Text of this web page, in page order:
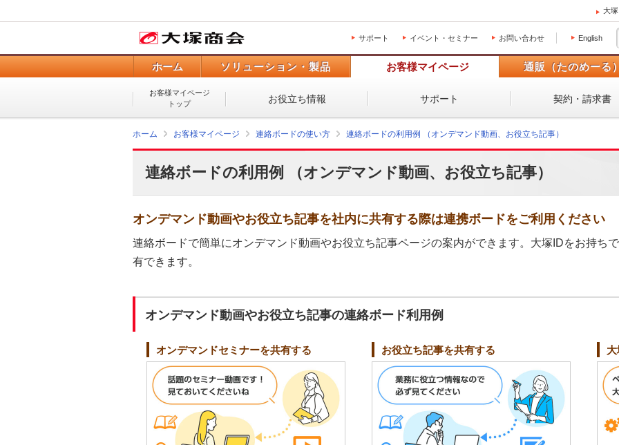
大
サポート イベント・セミナー お問い合わせ English
ホーム ソリューション・製品 お客様マイページ 通販（たのめーる
お客様マイページ
トップ
お役立ち情報 サポート 契約・請求書
ホーム お客様マイページ 連絡ボードの使い方 連絡ボードの利用例 （オンデマンド動画、お役立ち記事）
連絡ボードの利用例 （オンデマンド動画、お役立ち記事）
オンデマンド動画やお役立ち記事を社内に共有する際は連携ボードをご利用ください
連絡ボードで簡単にオンデマンド動画やお役立ち記事ページの案内ができます。大塚IDをお持ち
有できます。
オンデマンド動画やお役立ち記事の連絡ボード利用例
オンデマンドセミナーを共有する お役立ち記事を共有する